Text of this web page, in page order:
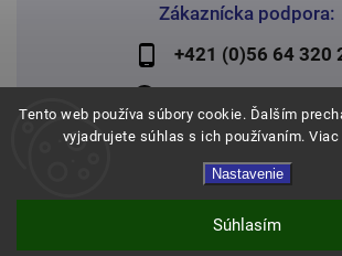
Tento web používa súbory cookie. Ďalším
vyjadrujete súhlas s ich používaním.
Nastavenie
Súhlasím
Zákaznícka podpora:
+421 (0)56 64 320
Copyright 2026Papier Lechman. Všetky
Shoptet | Design